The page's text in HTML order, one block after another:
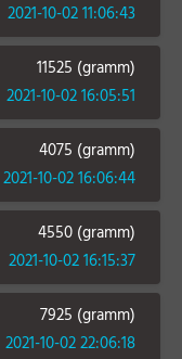
2021-10-02 11:06:43
11525 (gramm)
2021-10-02 16:05:51
4075 (gramm)
2021-10-02 16:06:44
4550 (gramm)
2021-10-02 16:15:37
7925 (gramm)
2021-10-02 22:06:18